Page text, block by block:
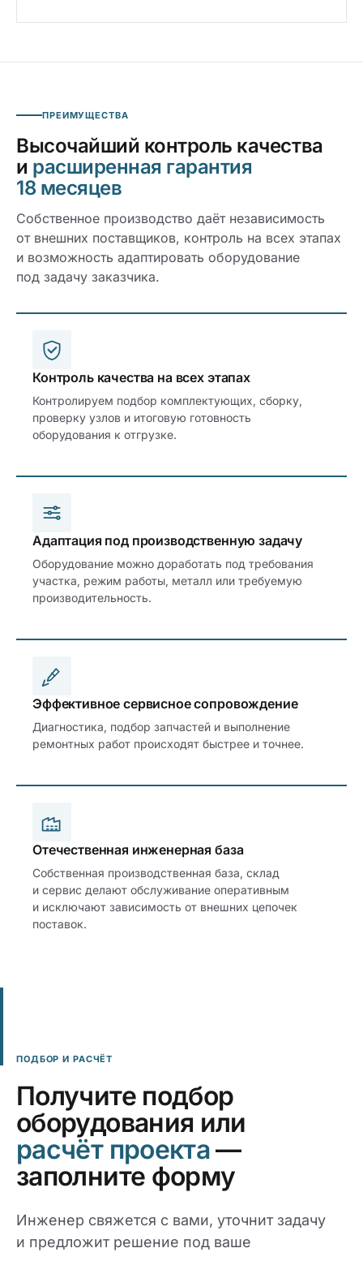
ПРЕИМУЩЕСТВА
Высочайший контроль качества
и расширенная гарантия
18 месяцев
Собственное производство даёт независимость
от внешних поставщиков, контроль на всех этапах
и возможность адаптировать оборудование
под задачу заказчика.
Контроль качества на всех этапах
Контролируем подбор комплектующих, сборку,
проверку узлов и итоговую готовность
оборудования к отгрузке.
Адаптация под производственную задачу
Оборудование можно доработать под требования
участка, режим работы, металл или требуемую
производительность.
Эффективное сервисное сопровождение
Диагностика, подбор запчастей и выполнение
ремонтных работ происходят быстрее и точнее.
Отечественная инженерная база
Собственная производственная база, склад
и сервис делают обслуживание оперативным
и исключают зависимость от внешних цепочек
поставок.
ПОДБОР И РАСЧЁТ
Получите подбор
оборудования или
расчёт проекта—
заполните форму
Инженер свяжется с вами, уточнит задачу
и предложит решение под ваше